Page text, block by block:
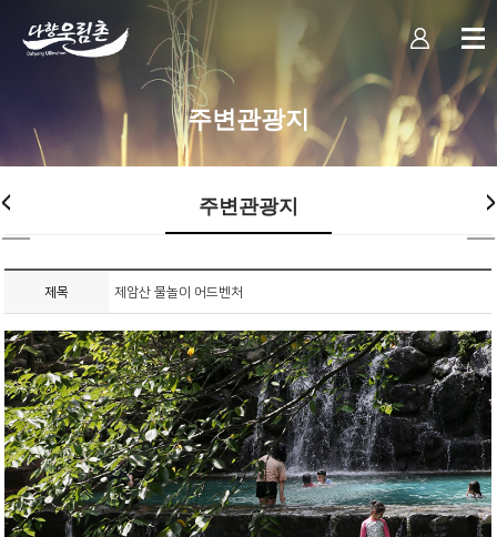
주변관광지
주변관광지
제목 제암산 물놀이 어드벤처